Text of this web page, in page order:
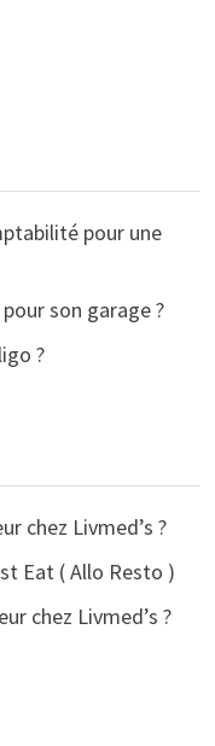
pour une
son garage ?
?
chez Livmed’s ?
Eat ( Allo Resto )
chez Livmed’s ?